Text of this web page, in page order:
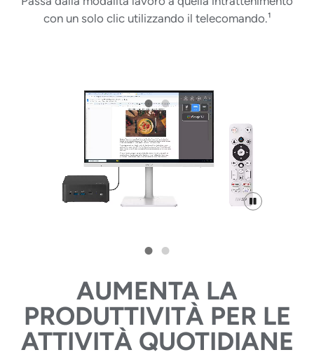
con un solo clic utilizzando il telecomando.¹
AUMENTA LA
PRODUTTIVITÀ PER LE
ATTIVITÀ QUOTIDIANE